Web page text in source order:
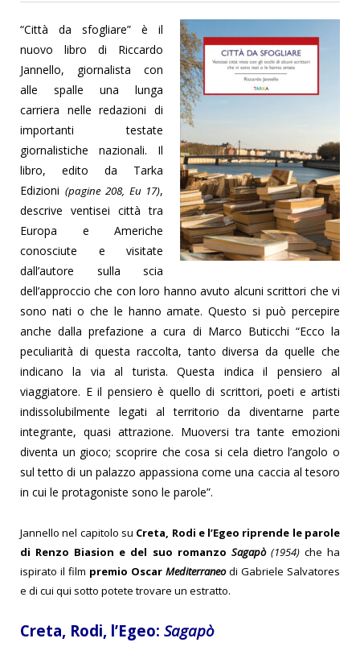
“Città da sfogliare” è il
nuovo libro di Riccardo
Jannello, giornalista con
alle spalle una lunga
carriera nelle redazioni di
importanti testate
giornalistiche nazionali. Il
libro, edito da Tarka
Edizioni (pagine 208, Eu 17),
descrive ventisei città tra
Europa e Americhe
conosciute e visitate
dall’autore sulla scia
dell’approccio che con loro hanno avuto alcuni scrittori che vi
sono nati o che le hanno amate. Questo si può percepire
anche dalla prefazione a cura di Marco Buticchi “Ecco la
peculiarità di questa raccolta, tanto diversa da quelle che
indicano la via al turista. Questa indica il pensiero al
viaggiatore. E il pensiero è quello di scrittori, poeti e artisti
indissolubilmente legati al territorio da diventarne parte
integrante, quasi attrazione. Muoversi tra tante emozioni
diventa un gioco; scoprire che cosa si cela dietro l’angolo o
sul tetto di un palazzo appassiona come una caccia al tesoro
in cui le protagoniste sono le parole”.
Jannello nel capitolo su Creta, Rodi e l’Egeo riprende le parole
di Renzo Biasion e del suo romanzo Sagapò(1954) che ha
ispirato il film premio Oscar Mediterraneodi Gabriele Salvatores
e di cui qui sotto potete trovare un estratto.
Creta, Rodi, l’Egeo: Sagapò